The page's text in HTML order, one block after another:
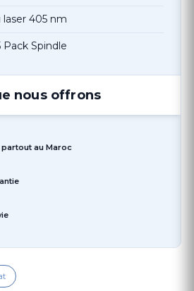
405 nm
Spindle
nous offrons
au Maroc